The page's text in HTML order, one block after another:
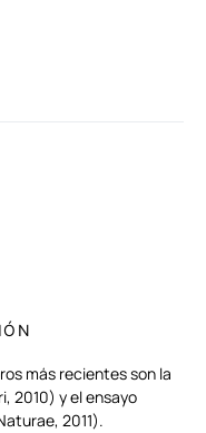
más recientes son la
2010) y el ensayo
2011).